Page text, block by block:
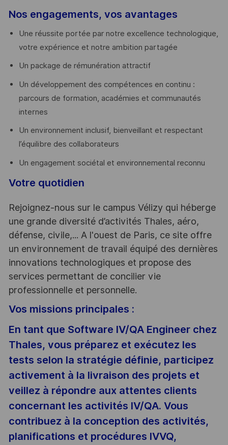
Nos engagements, vos avantages
Une réussite portée par notre excellence technologique,
votre expérience et notre ambition partagée
Un package de rémunération attractif
Un développement des compétences en continu :
parcours de formation, académies et communautés
internes
Un environnement inclusif, bienveillant et respectant
l’équilibre des collaborateurs
Un engagement sociétal et environnemental reconnu
Votre quotidien
Rejoignez-nous sur le campus Vélizy qui héberge
une grande diversité d’activités Thales, aéro,
défense, civile,... A l'ouest de Paris, ce site offre
un environnement de travail équipé des dernières
innovations technologiques et propose des
services permettant de concilier vie
professionnelle et personnelle.
Vos missions principales :
En tant que Software IV/QA Engineer chez
Thales, vous préparez et exécutez les
tests selon la stratégie définie, participez
activement à la livraison des projets et
veillez à répondre aux attentes clients
concernant les activités IV/QA. Vous
contribuez à la conception des activités,
planifications et procédures IVVQ,